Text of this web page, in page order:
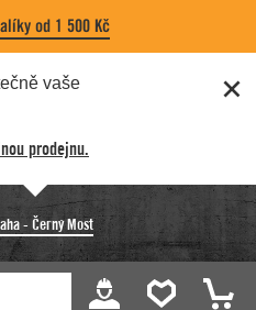
od 1 500 Kč
vaše
prodejnu.
- Černý Most